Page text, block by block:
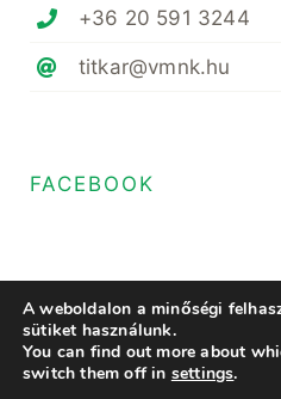
+36 20 591 3244
titkar@vmnk.hu
FACEBOOK
© Copyright 2020- 2023 • Magyar
Kamara Vas Megyei Területi
A weboldalon a minőségi
sütiket használunk.
You can find out more about
switch them off in settings.